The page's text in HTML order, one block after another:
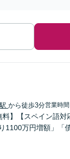
から徒歩3分営業時
料】【スペイン語
1100万円増額」「